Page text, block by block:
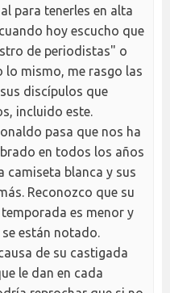
para tenerles en alta
hoy escucho que
de periodistas" o
lo mismo, me rasgo las
discípulos que
incluido este.
pasa que nos ha
en todos los años
camiseta blanca y sus
Reconozco que su
es menor y
están notado.
de su castigada
le dan en cada